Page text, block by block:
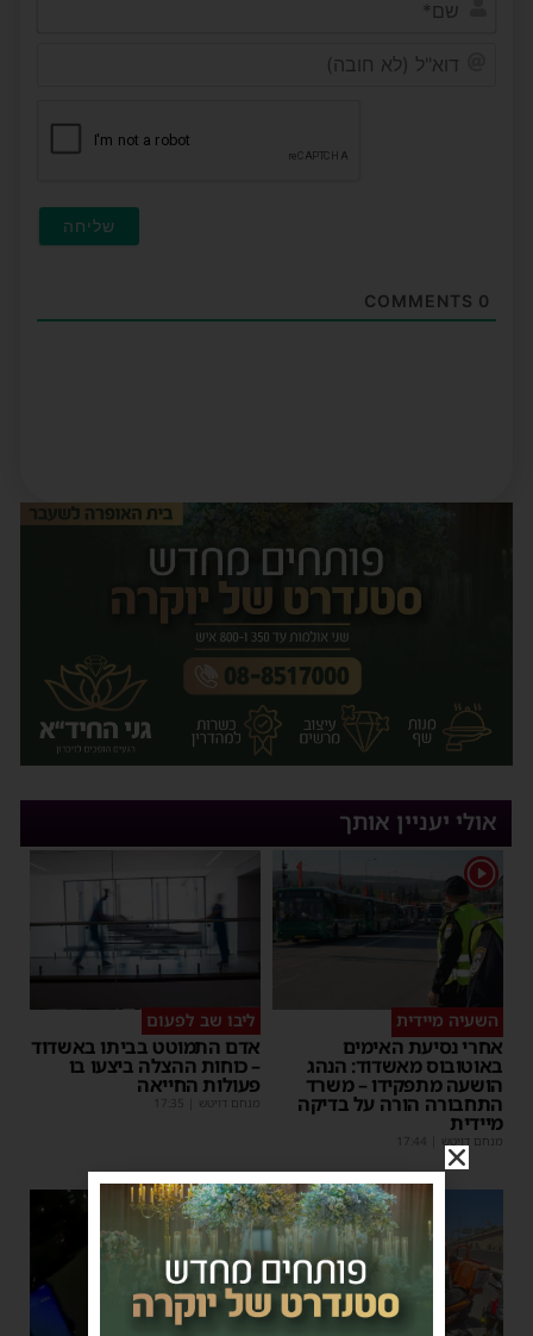
0
אולי יעניין אותך
1
השעיה מיידית
אחרי נסיעת האימים
באוטובוס מאשדוד: הנהג
הושעה מתפקידו – משרד
התחבורה הורה על בדיקה
מיידית
מנחם דויטש 17:44
ליבו שב לפעום
אדם התמוטט בביתו באשדוד
– כוחות ההצלה ביצעו בו
פעולות החייאה
מנחם דויטש 17:35
1